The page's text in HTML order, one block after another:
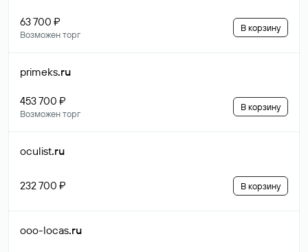
63 700 ₽
Возможен торг
В корзину
primeks.ru
453 700 ₽
Возможен торг
В корзину
oculist.ru
232 700 ₽ В корзину
ooo-locas.ru